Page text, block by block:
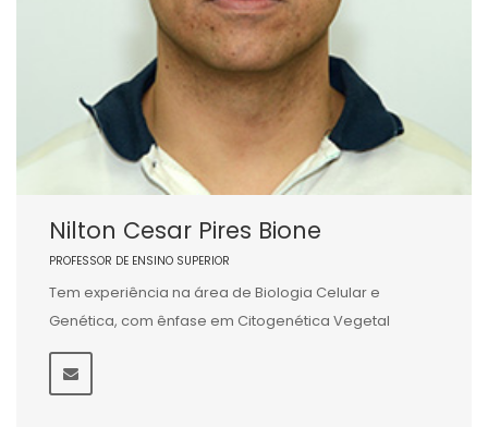
Nilton Cesar Pires Bione
PROFESSOR DE ENSINO SUPERIOR
Tem experiência na área de Biologia Celular e
Genética, com ênfase em Citogenética Vegetal